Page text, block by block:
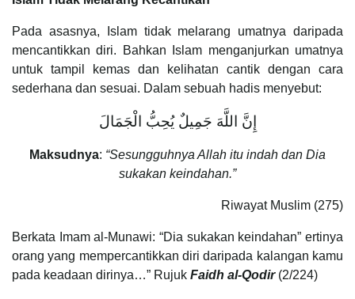
Pada asasnya, Islam tidak melarang umatnya daripada
mencantikkan diri. Bahkan Islam menganjurkan umatnya
untuk tampil kemas dan kelihatan cantik dengan cara
sederhana dan sesuai. Dalam sebuah hadis menyebut:
إِنَّ اللَّهَ جَمِيلٌ يُحِبُّ الْجَمَالَ
Maksudnya: “Sesungguhnya Allah itu indah dan Dia
sukakan keindahan.”
Riwayat Muslim (275)
Berkata Imam al-Munawi: “Dia sukakan keindahan” ertinya
orang yang mempercantikkan diri daripada kalangan kamu
pada keadaan dirinya…” Rujuk Faidh al-Qodir(2/224)